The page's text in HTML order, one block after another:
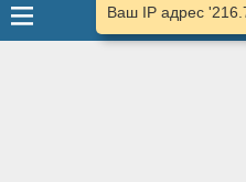
Ваш IP адрес